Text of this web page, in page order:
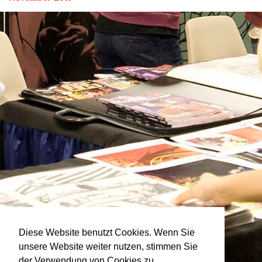
Diese Website benutzt Cookies. Wenn Sie
unsere Website weiter nutzen, stimmen Sie